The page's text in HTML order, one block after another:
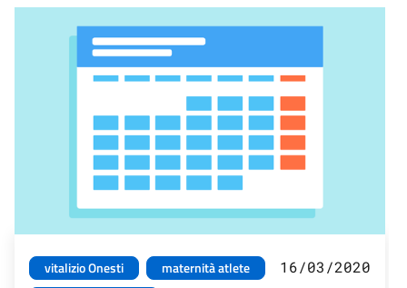
vitalizio Onesti
maternità atlete
16/03/2020